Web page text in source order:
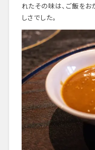
れたその味は、ご飯を
しさでした。